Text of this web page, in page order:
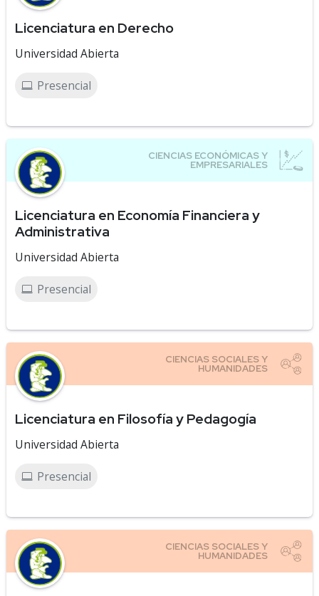
Licenciatura en Derecho
Universidad Abierta
Presencial
Licenciatura en Economía Financiera y
Administrativa
Universidad Abierta
Presencial
Licenciatura en Filosofía y Pedagogía
Universidad Abierta
Presencial